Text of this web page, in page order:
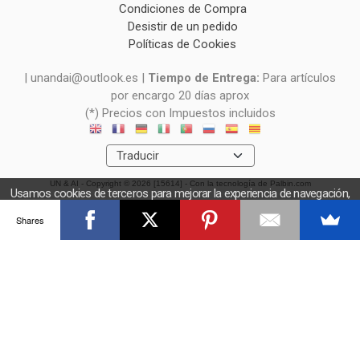
Condiciones de Compra
Desistir de un pedido
Políticas de Cookies
| unandai@outlook.es | Tiempo de Entrega: Para artículos
por encargo 20 días aprox
(*) Precios con Impuestos incluidos
UN & AI - Copyright © 2026 [15614] - Con la tecnología de Palbin.com
Usamos cookies de terceros para mejorar la experiencia de navegación,
y obtener estadísticas anónimas. Si continúa navegando consideramos
que acepta el uso de cookies.
OK Más información
Shares